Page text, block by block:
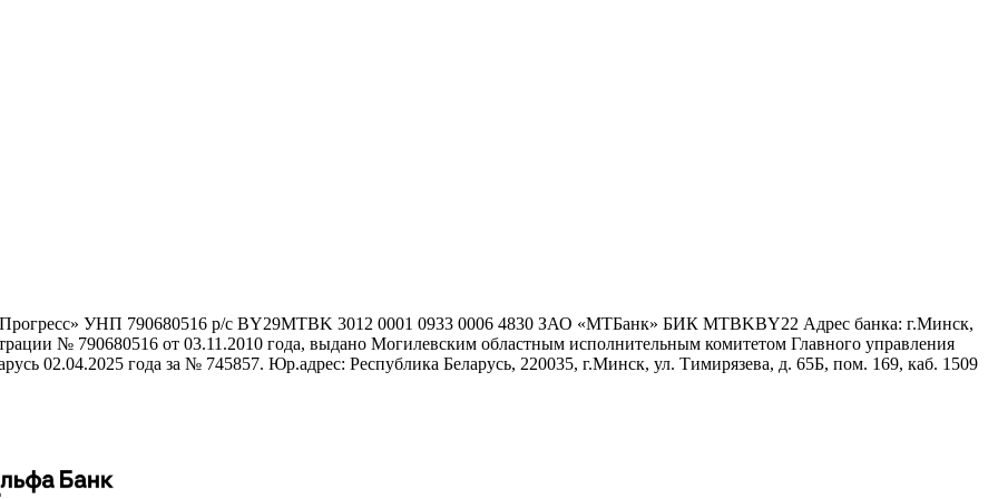
УНП 790680516 р/с BY29MTBK 3012 0001 0933 0006 4830 ЗАО «МТБанк» БИК MTBKBY22 Адрес банка: г.Минск,
№ 790680516 от 03.11.2010 года, выдано Могилевским областным исполнительным комитетом Главного управления
02.04.2025 года за № 745857. Юр.адрес: Республика Беларусь, 220035, г.Минск, ул. Тимирязева, д. 65Б, пом. 169, каб. 1509